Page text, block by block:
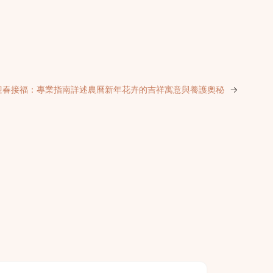
春接福：專業指南詳述農曆新年花卉的吉祥寓意與養護奧秘 →